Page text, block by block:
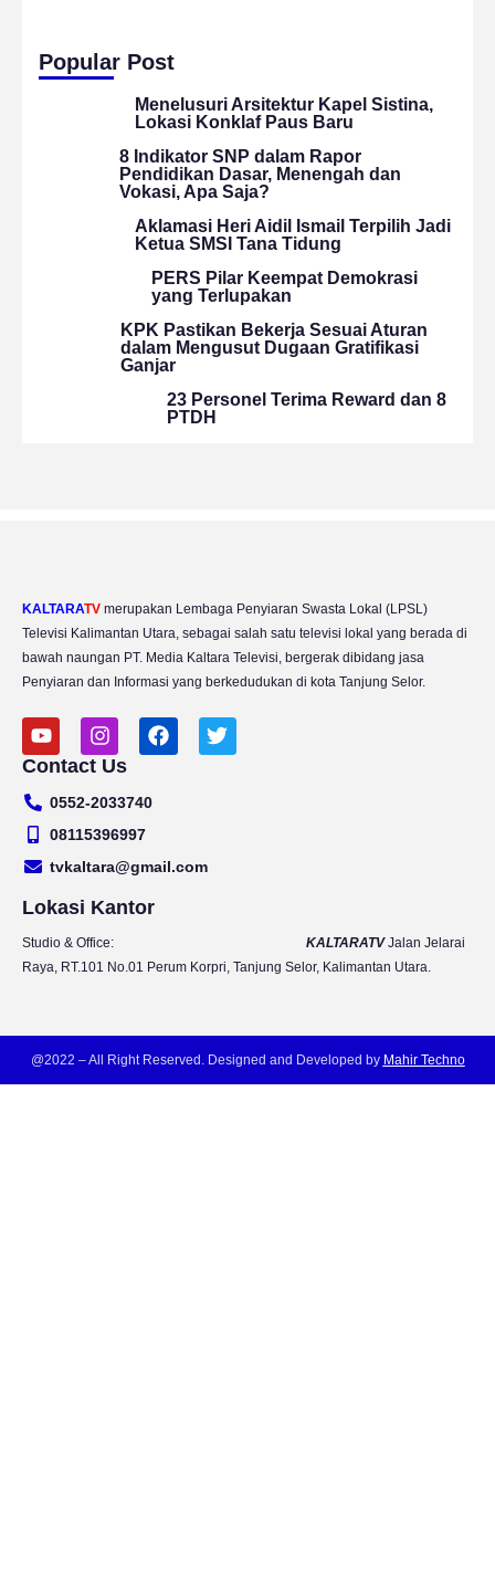
Popular Post
Menelusuri Arsitektur Kapel Sistina,
Lokasi Konklaf Paus Baru
8 Indikator SNP dalam Rapor
Pendidikan Dasar, Menengah dan
Vokasi, Apa Saja?
Aklamasi Heri Aidil Ismail Terpilih Jadi
Ketua SMSI Tana Tidung
PERS Pilar Keempat Demokrasi
yang Terlupakan
KPK Pastikan Bekerja Sesuai Aturan
dalam Mengusut Dugaan Gratifikasi
Ganjar
23 Personel Terima Reward dan 8
PTDH
KALTARATV merupakan Lembaga Penyiaran Swasta Lokal (LPSL)
Televisi Kalimantan Utara, sebagai salah satu televisi lokal yang berada di
bawah naungan PT. Media Kaltara Televisi, bergerak dibidang jasa
Penyiaran dan Informasi yang berkedudukan di kota Tanjung Selor.
Y
o
u
u
b
I
n
s
a
g
a
m
F
a
k
T
w
Contact Us
0552-2033740
08115396997
tvkaltara@gmail.com
Lokasi Kantor
Studio & Office: KALTARATVJalan Jelarai
Raya, RT.101 No.01 Perum Korpri, Tanjung Selor, Kalimantan Utara.
@2022 – All Right Reserved. Designed and Developed by Mahir Techno